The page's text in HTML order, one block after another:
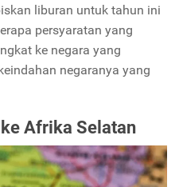
liburan untuk tahun ini
persyaratan yang
ke negara yang
negaranya yang
Afrika Selatan